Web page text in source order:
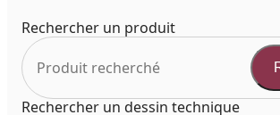
Rechercher un produit
Rechercher un dessin technique